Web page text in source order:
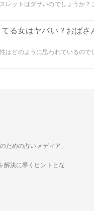
レットはダサいのでしょうか？
る女はヤバい？おばさ
はどのように思われているので
ための占いメディア」
解決に導くヒントとな